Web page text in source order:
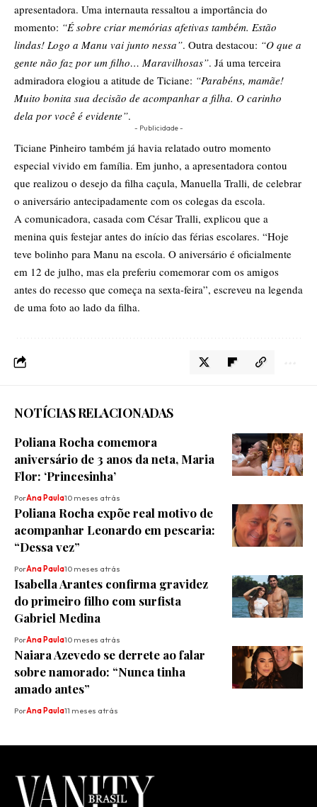
apresentadora. Uma internauta ressaltou a importância do
momento: “É sobre criar memórias afetivas também. Estão
lindas! Logo a Manu vai junto nessa”. Outra destacou: “O que a
gente não faz por um filho… Maravilhosas”. Já uma terceira
admiradora elogiou a atitude de Ticiane: “Parabéns, mamãe!
Muito bonita sua decisão de acompanhar a filha. O carinho
dela por você é evidente”.
- Publicidade -
Ticiane Pinheiro também já havia relatado outro momento
especial vivido em família. Em junho, a apresentadora contou
que realizou o desejo da filha caçula, Manuella Tralli, de celebrar
o aniversário antecipadamente com os colegas da escola.
A comunicadora, casada com César Tralli, explicou que a
menina quis festejar antes do início das férias escolares. “Hoje
teve bolinho para Manu na escola. O aniversário é oficialmente
em 12 de julho, mas ela preferiu comemorar com os amigos
antes do recesso que começa na sexta-feira”, escreveu na legenda
de uma foto ao lado da filha.
NOTÍCIAS RELACIONADAS
Poliana Rocha comemora
aniversário de 3 anos da neta, Maria
Flor: ‘Princesinha’
PorAna Paula10 meses atrás
Poliana Rocha expõe real motivo de
acompanhar Leonardo em pescaria:
“Dessa vez”
PorAna Paula10 meses atrás
Isabella Arantes confirma gravidez
do primeiro filho com surfista
Gabriel Medina
PorAna Paula10 meses atrás
Naiara Azevedo se derrete ao falar
sobre namorado: “Nunca tinha
amado antes”
PorAna Paula11 meses atrás